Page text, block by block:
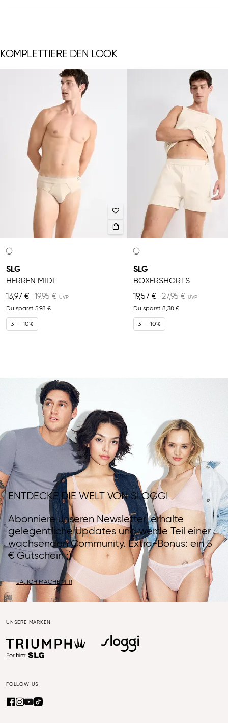
KOMPLETTIERE DEN LOOK
SLG
HERREN MIDI
13,97 €
19,95 €
Du sparst 5,98 €
3 = -10%
SLG
BOXERSHORTS
19,57 €
27,95 €
Du sparst 8,38 €
3 = -10%
ENTDECKE DIE WELT VON SLOGGI
Abonniere unseren Newsletter, erhalte
gelegentliche Updates und werde Teil einer
wachsenden Community. Extra-Bonus: ein 5
€ Gutschein ;)
JA, ICH MACHE MIT!
UNSERE MARKEN
FOLLOW US